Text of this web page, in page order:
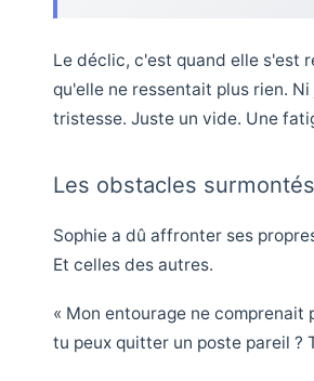
Le déclic, c'est quand elle s'est
qu'elle ne ressentait plus rien. Ni
tristesse. Juste un vide. Une
Les obstacles surmontés
Sophie a dû affronter ses
Et celles des autres.
« Mon entourage ne comprenait
tu peux quitter un poste pareil ?